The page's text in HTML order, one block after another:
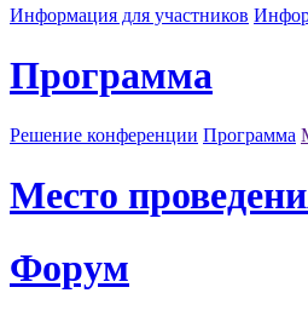
Информация для участников
Программа
Решение конференции Программа
Место
Форум